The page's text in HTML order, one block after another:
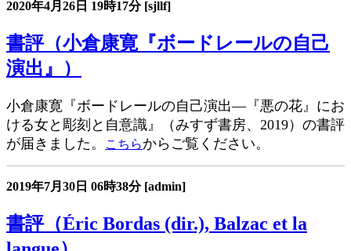
2020年4月26日 19時17分 [sjllf]
書評（小倉康寛『ボードレールの自己
演出』）
小倉康寛『ボードレールの自己演出―『悪の花』にお
ける女と彫刻と自意識』（みすず書房、2019）の書評
が届きました。
こちらからご覧ください。
2019年7月30日 06時38分 [admin]
書評（Éric Bordas (dir.), Balzac et la